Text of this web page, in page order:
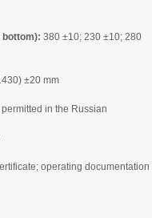
380 ±10; 230 ±10; 280
±20 mm
in the Russian
operating documentation